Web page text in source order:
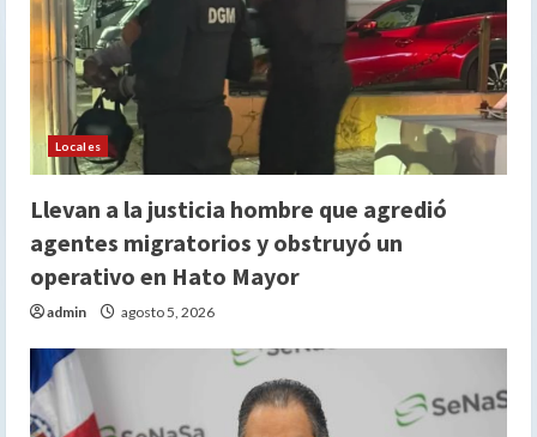
Locales
Llevan a la justicia hombre que agredió
agentes migratorios y obstruyó un
operativo en Hato Mayor
admin agosto 5, 2026